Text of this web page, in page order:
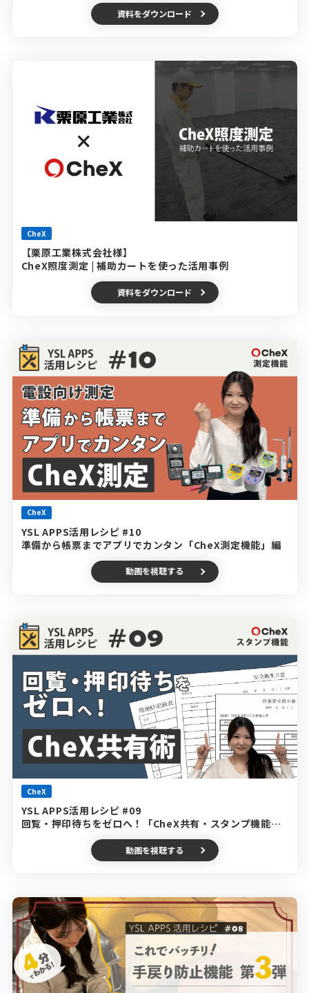
資料をダウンロード
CheX
【栗原工業株式会社様】
CheX照度測定 | 補助カートを使った活用事例
資料をダウンロード
CheX
YSL APPS活用レシピ #10
準備から帳票までアプリでカンタン「CheX測定機能」編
動画を視聴する
CheX
YSL APPS活用レシピ #09
回覧・押印待ちをゼロへ！「CheX共有・スタンプ機能」
動画を視聴する